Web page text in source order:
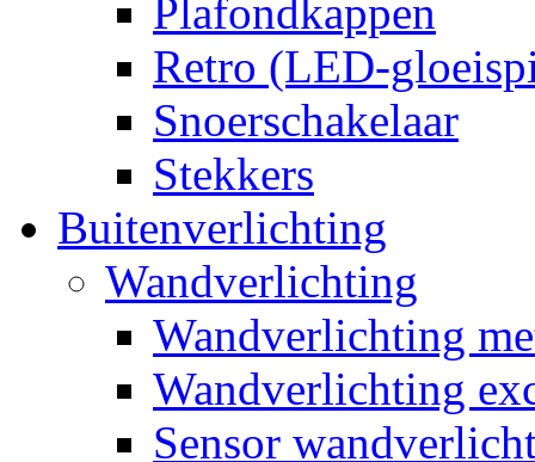
Plafondkappen
Retro (LED-
Snoerschakelaar
Stekkers
Buitenverlichting
Wandverlichting
Wandverlichting
Wandverlichting
Sensor